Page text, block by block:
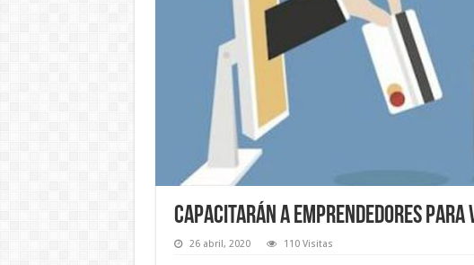
Capacitarán a emprendedores para
26 abril, 2020 110 Visitas